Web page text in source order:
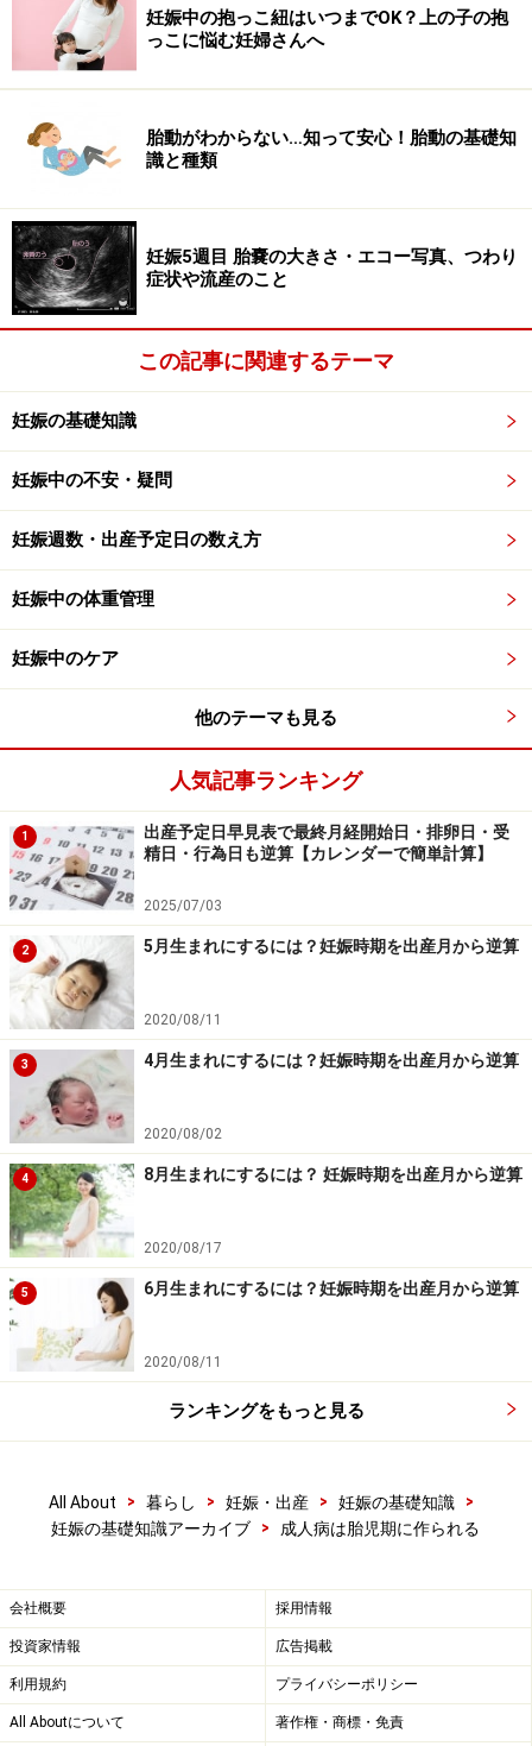
妊娠中の抱っこ紐はいつまでOK？上の子の抱
っこに悩む妊婦さんへ
胎動がわからない…知って安心！胎動の基礎知
識と種類
妊娠5週目 胎嚢の大きさ・エコー写真、つわり
症状や流産のこと
この記事に関連するテーマ
妊娠の基礎知識
妊娠中の不安・疑問
妊娠週数・出産予定日の数え方
妊娠中の体重管理
妊娠中のケア
他のテーマも見る
人気記事ランキング
1
出産予定日早見表で最終月経開始日・排卵日・受
精日・行為日も逆算【カレンダーで簡単計算】
2025/07/03
2 5月生まれにするには？妊娠時期を出産月から逆算
2020/08/11
3 4月生まれにするには？妊娠時期を出産月から逆算
2020/08/02
4 8月生まれにするには？ 妊娠時期を出産月から逆算
2020/08/17
5 6月生まれにするには？妊娠時期を出産月から逆算
2020/08/11
ランキングをもっと見る
All About > 暮らし > 妊娠・出産 > 妊娠の基礎知識
>
妊娠の基礎知識アーカイブ
> 成人病は胎児期に作られる
会社概要 採用情報
投資家情報 広告掲載
利用規約 プライバシーポリシー
All Aboutについて 著作権・商標・免責